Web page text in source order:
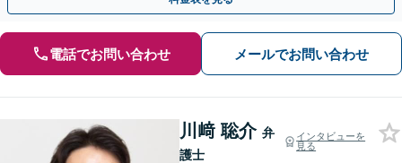
電話でお問い合わせ メールでお問い合わせ
川﨑 聡介 弁
護士
インタビューを
見る